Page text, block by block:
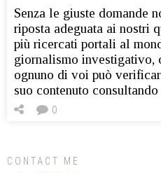
Senza le giuste domande
riposta adeguata ai nostri
più ricercati portali al
giornalismo investigativo,
ognuno di voi può
suo contenuto
0
CONTACT ME